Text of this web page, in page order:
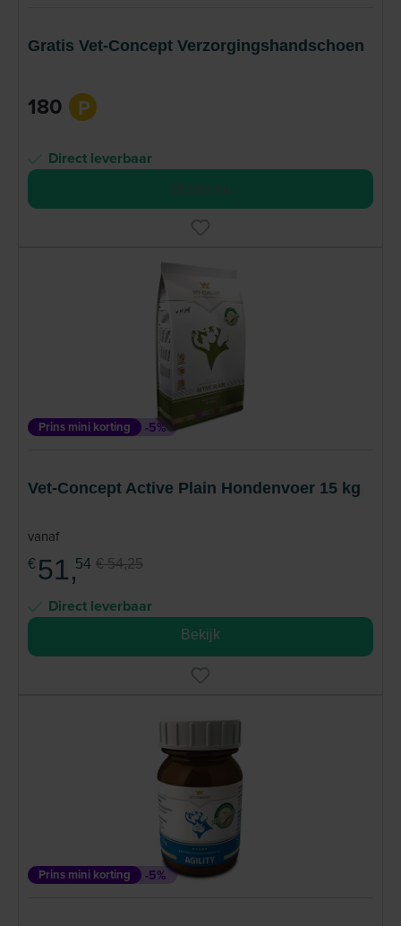
Gratis Vet-Concept Verzorgingshandschoen
180 P
Direct leverbaar
Bestel nu
Prins mini korting -5%
Vet-Concept Active Plain Hondenvoer 15 kg
vanaf
€ 51,54 € 54,25
Direct leverbaar
Bekijk
Prins mini korting -5%